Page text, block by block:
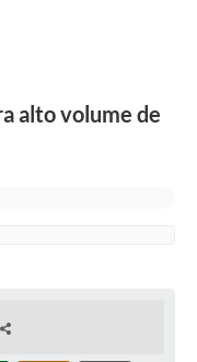
alto volume de